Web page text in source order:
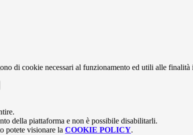
di cookie necessari al funzionamento ed utili alle finalità
della piattaforma e non è possibile disabilitarli.
potete visionare la COOKIE POLICY.